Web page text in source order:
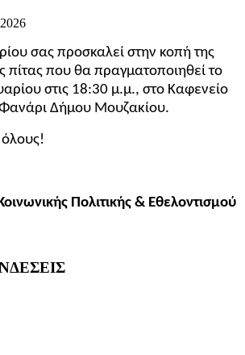
σας προσκαλεί στην κοπή της
πίτας που θα πραγματοποιηθεί το
στις 18:30 μ.μ., στο Καφενείο
Δήμου Μουζακίου.
Πολιτικής & Εθελοντισμού